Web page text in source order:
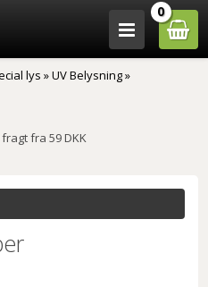
0
lys »UV Belysning»
fra 59 DKK